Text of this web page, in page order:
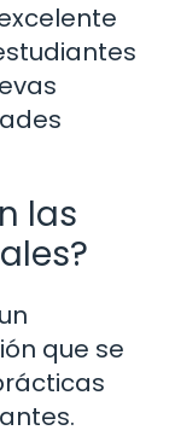
las
que se